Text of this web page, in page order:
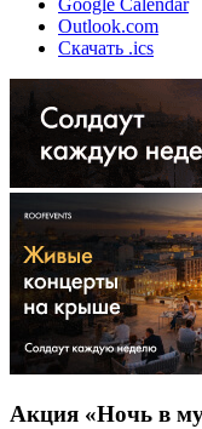
Outlook.com
Скачать .ics
Акция «Ночь в